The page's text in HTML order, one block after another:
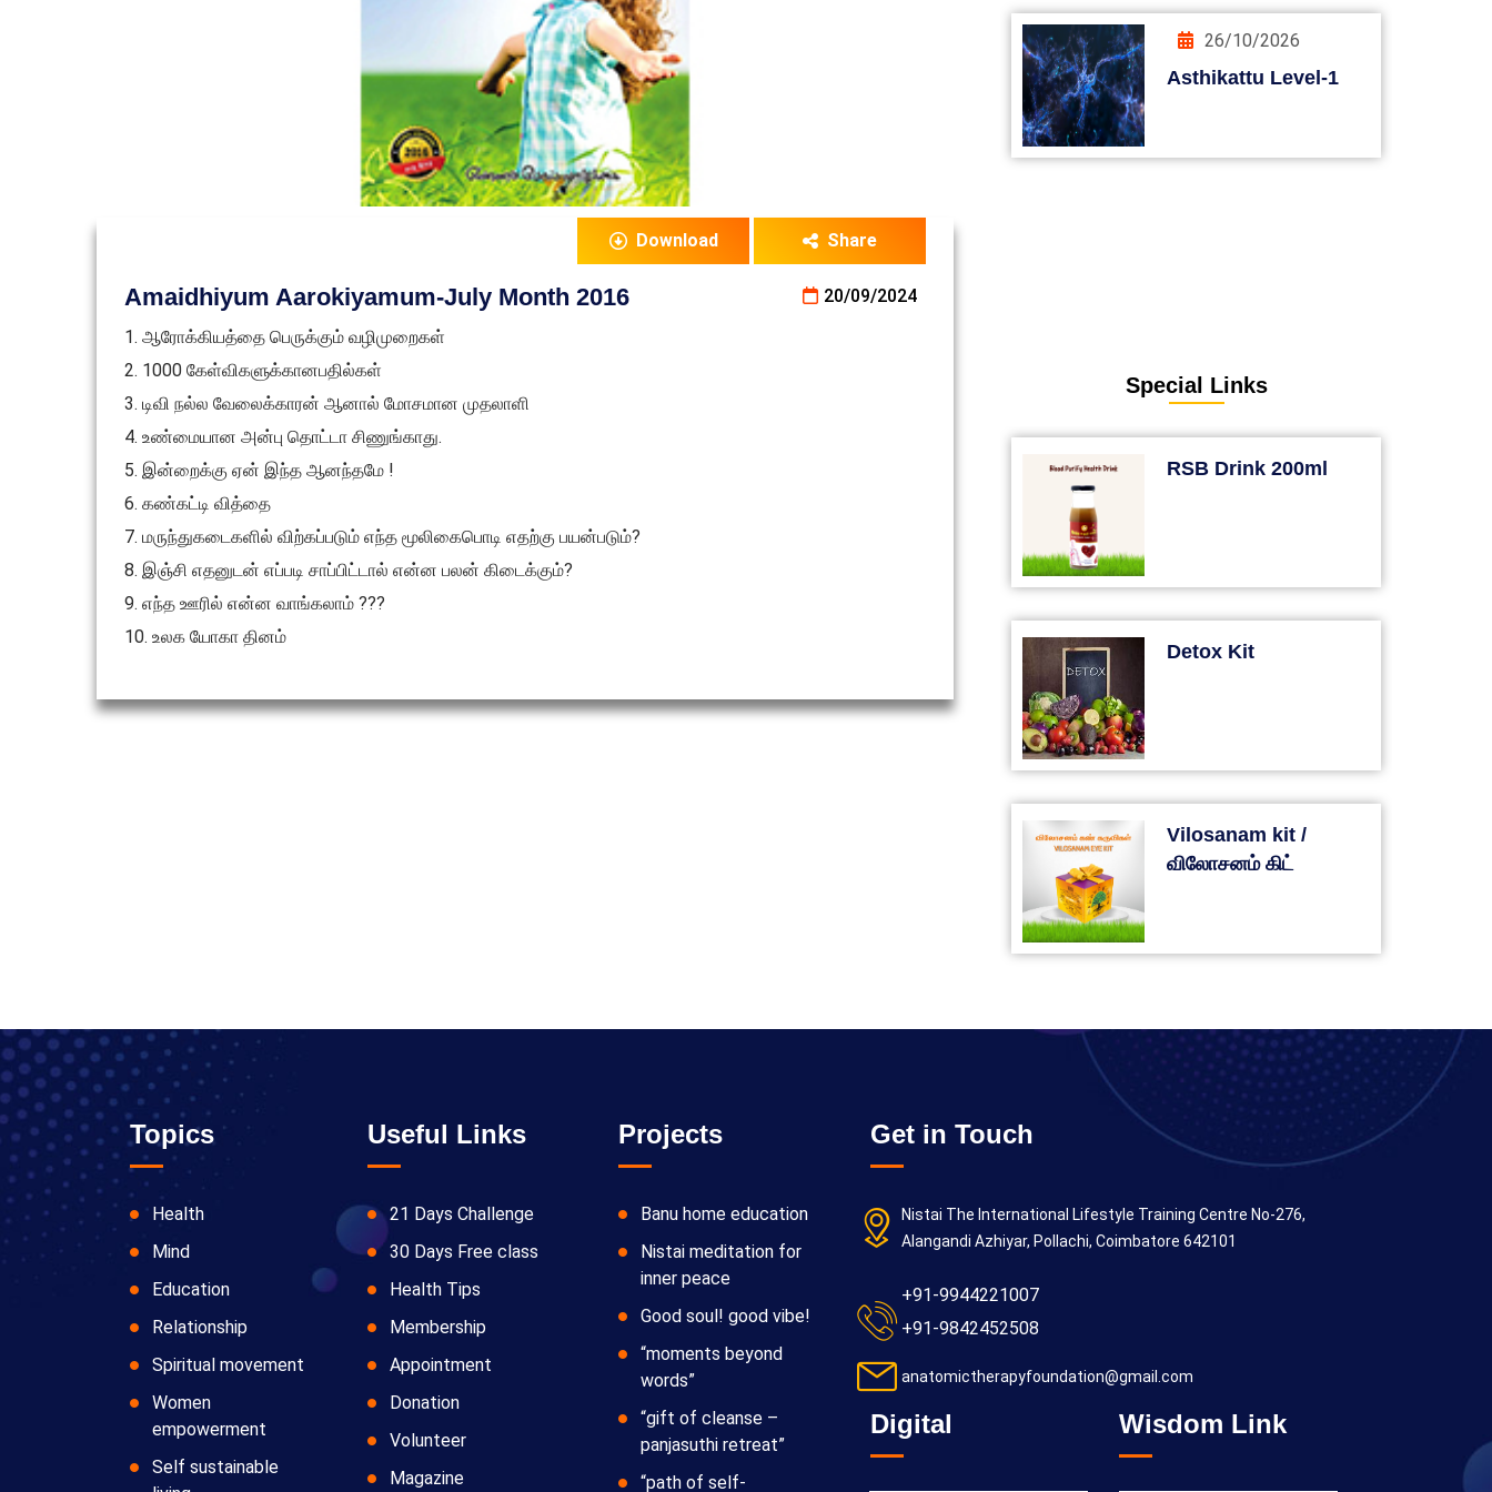
Download Share
Amaidhiyum Aarokiyamum-July Month 2016
20/09/2024
1. ஆரோக்கியத்தை பெருக்கும் வழிமுறைகள்
2. 1000 கேள்விகளுக்கானபதில்கள்
3. டிவி நல்ல வேலைக்காரன் ஆனால் மோசமான முதலாளி
4. உண்மையான அன்பு தொட்டா சிணுங்காது.
5. இன்றைக்கு ஏன் இந்த ஆனந்தமே !
6. கண்கட்டி வித்தை
7. மருந்துகடைகளில் விற்கப்படும் எந்த மூலிகைபொடி எதற்கு பயன்படும்?
8. இஞ்சி எதனுடன் எப்படி சாப்பிட்டால் என்ன பலன் கிடைக்கும்?
9. எந்த ஊரில் என்ன வாங்கலாம் ???
10. உலக யோகா தினம்
26/10/2026
Asthikattu Level-1
Special Links
RSB Drink 200ml
Detox Kit
Vilosanam kit /
விலோசனம் கிட்
Topics
Health
Mind
Education
Relationship
Spiritual movement
Women
empowerment
Self sustainable
Useful Links
21 Days Challenge
30 Days Free class
Health Tips
Membership
Appointment
Donation
Volunteer
Magazine
Projects
Banu home education
Nistai meditation for
inner peace
Good soul! good vibe!
“moments beyond
words”
“gift of cleanse –
panjasuthi retreat”
“path of self-
Get in Touch
Nistai The International Lifestyle Training Centre No-276,
Alangandi Azhiyar, Pollachi, Coimbatore 642101
+91-9944221007
+91-9842452508
anatomictherapyfoundation@gmail.com
Digital Wisdom Link